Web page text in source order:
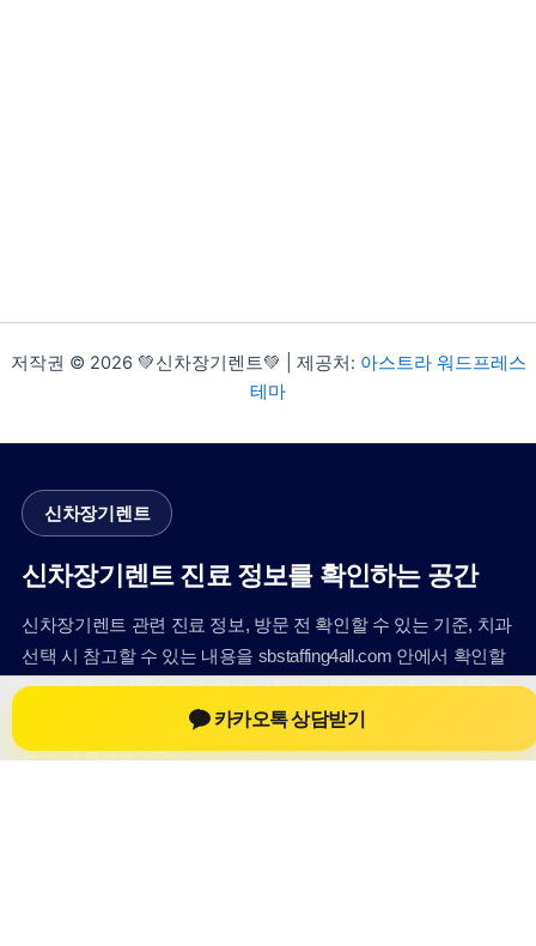
저작권 © 2026 💚신차장기렌트💚 | 제공처: 아스트라 워드프레스
테마
신차장기렌트
신차장기렌트 진료 정보를 확인하는 공간
신차장기렌트 관련 진료 정보, 방문 전 확인할 수 있는 기준, 치과
선택 시 참고할 수 있는 내용을 sbstaffing4all.com 안에서 확인할
수 있도록 구성했습니다. 본 사이트의 내용은 일반 정보 제공을
위한 자료이며, 실제 진료 판단은 의료기관 상담을 통해 확인하
는 것이 필요합니다.
카카오톡 상담받기